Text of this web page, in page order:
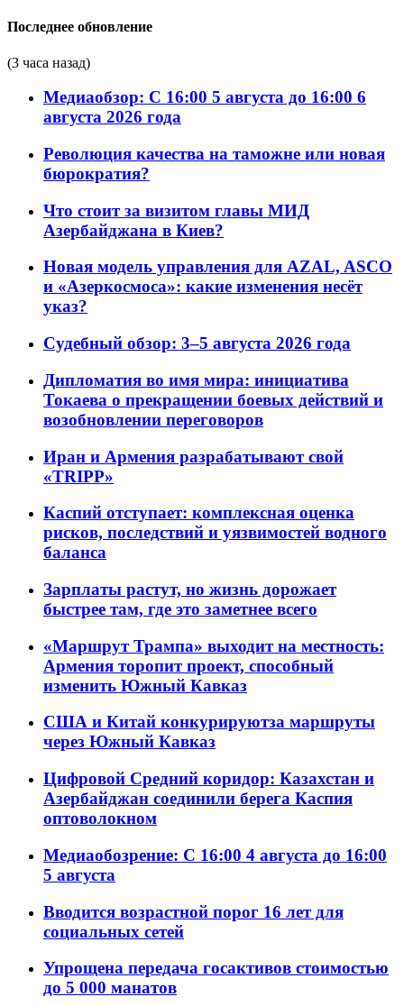
Последнее обновление
(3 часа назад)
Медиаобзор: С 16:00 5 августа до 16:00 6
августа 2026 года
Революция качества на таможне или новая
бюрократия?
Что стоит за визитом главы МИД
Азербайджана в Киев?
Новая модель управления для AZAL, ASCO
и «Азеркосмоса»: какие изменения несёт
указ?
Судебный обзор: 3–5 августа 2026 года
Дипломатия во имя мира: инициатива
Токаева о прекращении боевых действий и
возобновлении переговоров
Иран и Армения разрабатывают свой
«TRIPP»
Каспий отступает: комплексная оценка
рисков, последствий и уязвимостей водного
баланса
Зарплаты растут, но жизнь дорожает
быстрее там, где это заметнее всего
«Маршрут Трампа» выходит на местность:
Армения торопит проект, способный
изменить Южный Кавказ
США и Китай конкурируютза маршруты
через Южный Кавказ
Цифровой Средний коридор: Казахстан и
Азербайджан соединили берега Каспия
оптоволокном
Медиаобозрение: С 16:00 4 августа до 16:00
5 августа
Вводится возрастной порог 16 лет для
социальных сетей
Упрощена передача госактивов стоимостью
до 5 000 манатов